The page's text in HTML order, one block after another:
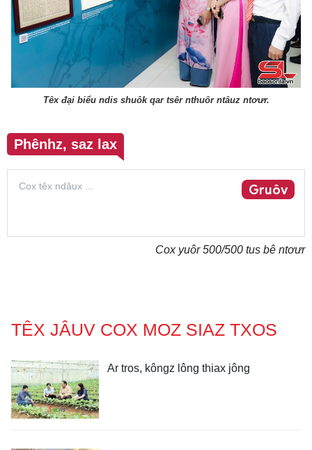
Têx đại biểu ndis shuôk qar tsêr nthuôr ntâuz ntơưr.
Phênhz, saz lax
Gruôv
Cox yuôr500/500 tus bê ntơưr
TÊX JÂUV COX MOZ SIAZ TXOS
Ar tros, kôngz lông thiax jông